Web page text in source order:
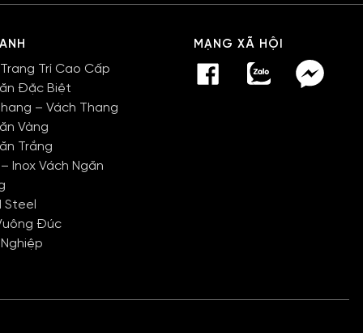
Trí Cao Cấp
Đặc Biệt
– Vách Thang
Vàng
Trắng
Inox Vách Ngăn
Steel
Đúc
MẠNG XÃ HỘI